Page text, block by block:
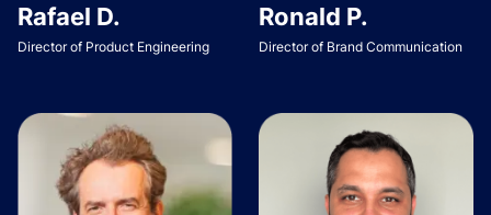
Rafael D.
Director of Product Engineering
Ronald P.
Director of Brand Communication